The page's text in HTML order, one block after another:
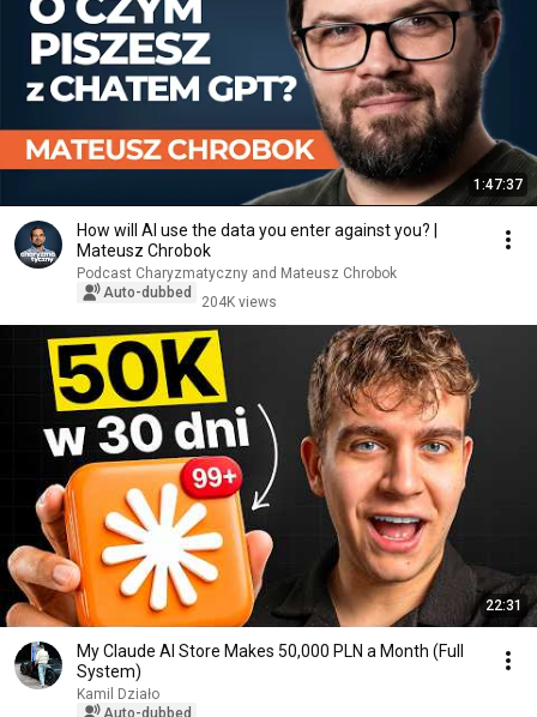
1:47:37
How will AI use the data you enter against you? |
Mateusz Chrobok
Podcast Charyzmatyczny and Mateusz Chrobok
Auto-dubbed
204K views
22:31
My Claude AI Store Makes 50,000 PLN a Month (Full
System)
Kamil Działo
Auto-dubbed